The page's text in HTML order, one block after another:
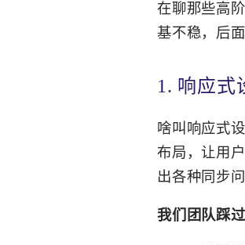
在聊那些高
基不稳，后
1. 响应式
啥叫响应式
布局，让用
出各种同步
我们团队踩